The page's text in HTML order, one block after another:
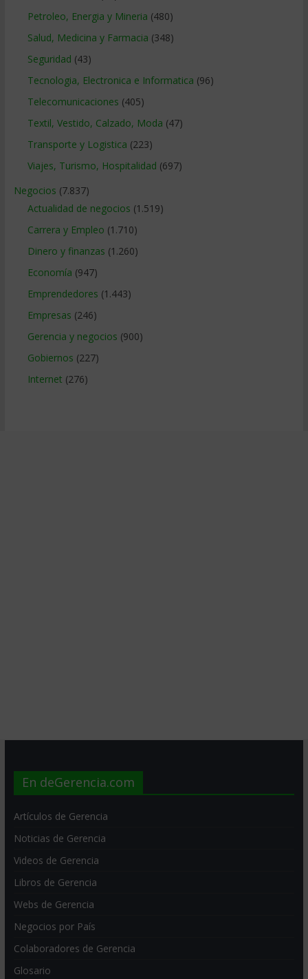
Petroleo, Energia y Mineria (480)
Salud, Medicina y Farmacia (348)
Seguridad (43)
Tecnologia, Electronica e Informatica (96)
Telecomunicaciones (405)
Textil, Vestido, Calzado, Moda (47)
Transporte y Logistica (223)
Viajes, Turismo, Hospitalidad (697)
Negocios (7.837)
Actualidad de negocios (1.519)
Carrera y Empleo (1.710)
Dinero y finanzas (1.260)
Economía (947)
Emprendedores (1.443)
Empresas (246)
Gerencia y negocios (900)
Gobiernos (227)
Internet (276)
En deGerencia.com
Artículos de Gerencia
Noticias de Gerencia
Videos de Gerencia
Libros de Gerencia
Webs de Gerencia
Negocios por País
Colaboradores de Gerencia
Glosario